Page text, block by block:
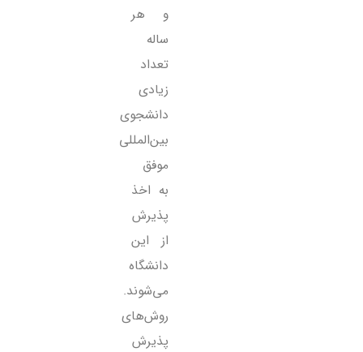
و هر
ساله
تعداد
زیادی
دانشجوی
بین‌المللی
موفق
به اخذ
پذیرش
از این
دانشگاه
می‌شوند.
روش‌های
پذیرش